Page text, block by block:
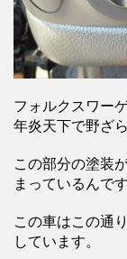
フォルクスワー
年炎天下で野ざ
この部分の塗装
まっているんです
この車はこの通
しています。